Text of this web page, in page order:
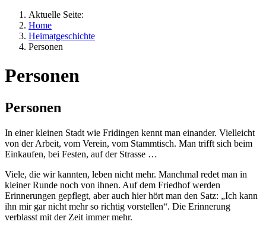
Aktuelle Seite:
Home
Heimatgeschichte
Personen
Personen
Personen
In einer kleinen Stadt wie Fridingen kennt man einander. Vielleicht
von der Arbeit, vom Verein, vom Stammtisch. Man trifft sich beim
Einkaufen, bei Festen, auf der Strasse …
Viele, die wir kannten, leben nicht mehr. Manchmal redet man in
kleiner Runde noch von ihnen. Auf dem Friedhof werden
Erinnerungen gepflegt, aber auch hier hört man den Satz: „Ich kann
ihn mir gar nicht mehr so richtig vorstellen“. Die Erinnerung
verblasst mit der Zeit immer mehr.